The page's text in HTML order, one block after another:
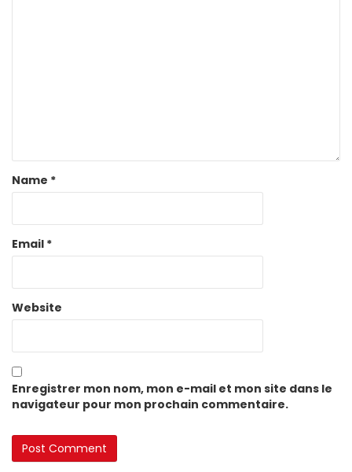
Name *
Email *
Website
Enregistrer mon nom, mon e-mail et mon site dans le
navigateur pour mon prochain commentaire.